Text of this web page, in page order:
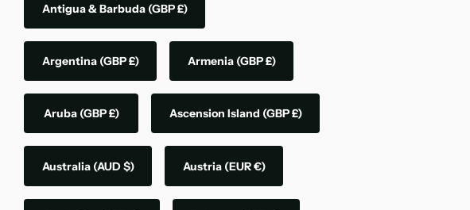
Antigua & Barbuda (GBP £)
Argentina (GBP £) Armenia (GBP £)
Aruba (GBP £) Ascension Island (GBP £)
Australia (AUD $) Austria (EUR €)